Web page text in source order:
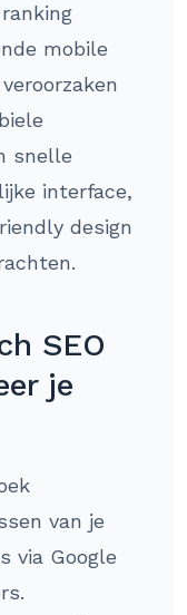
mobile
snelle
interface,
design
SEO
je
van je
via Google